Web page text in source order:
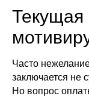
Текущая
Часто
заключается не
Но вопрос